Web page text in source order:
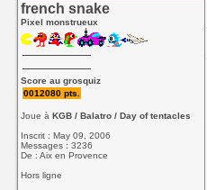
french snake
Pixel monstrueux
Score au grosquiz
0012080 pts.
Joue àKGB / Balatro / Day of tentacles
Inscrit : May 09, 2006
Messages : 3236
De : Aix en Provence
Hors ligne